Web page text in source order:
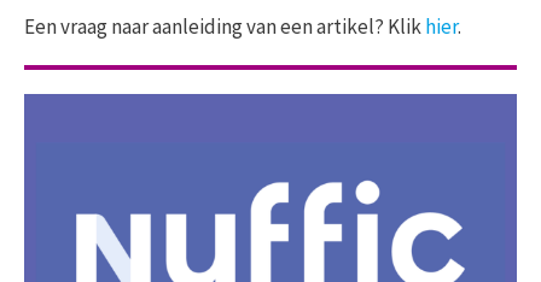
Een vraag naar aanleiding van een artikel? Klikhier.